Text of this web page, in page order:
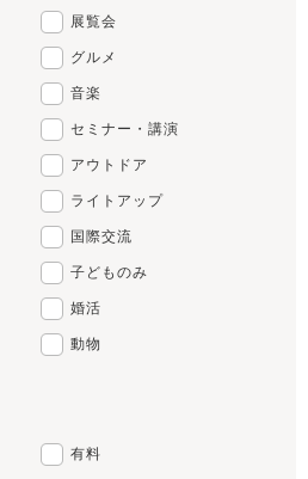
展覧会
グルメ
音楽
セミナー・講演
アウトドア
ライトアップ
国際交流
子どものみ
婚活
動物
有料